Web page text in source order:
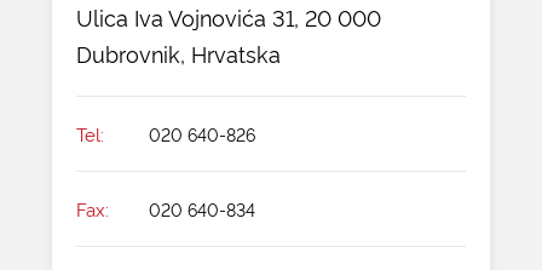
Ulica Iva Vojnovića 31, 20 000
Dubrovnik, Hrvatska
Tel: 020 640-826
Fax: 020 640-834